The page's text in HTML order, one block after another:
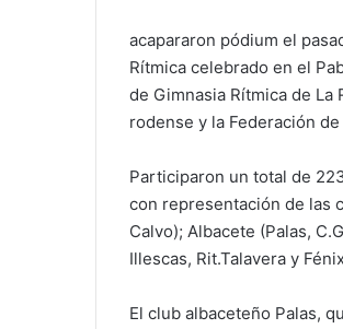
acapararon pódium el
Rítmica celebrado en el
de Gimnasia Rítmica de
rodense y la Federación
Participaron un total de
con representación de las
Calvo); Albacete (Palas,
Illescas, Rit.Talavera y
El club albaceteño Palas,